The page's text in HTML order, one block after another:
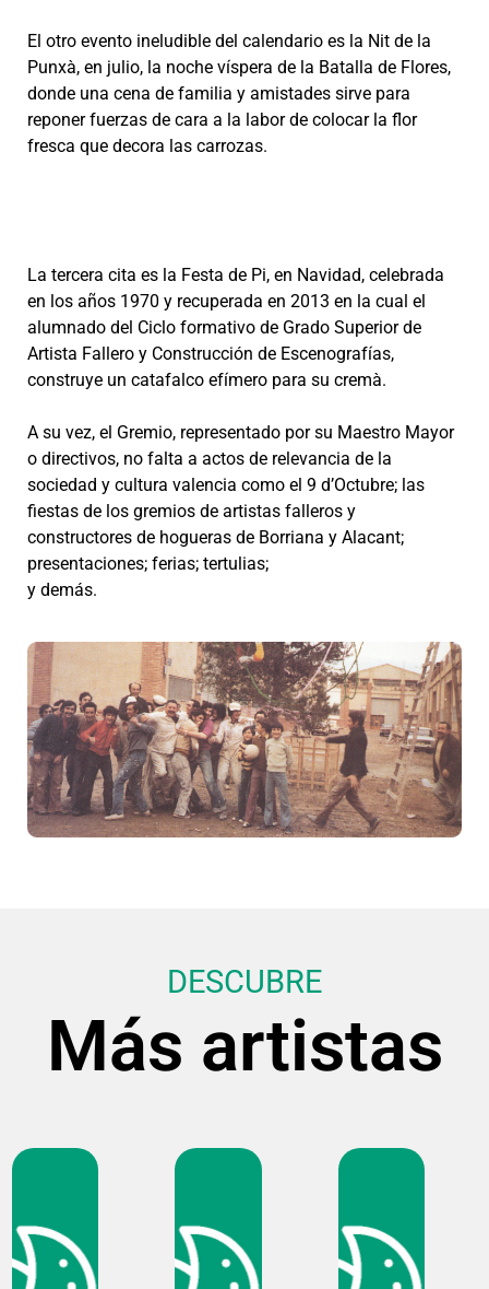
El otro evento ineludible del calendario es la Nit de la
Punxà, en julio, la noche víspera de la Batalla de Flores,
donde una cena de familia y amistades sirve para
reponer fuerzas de cara a la labor de colocar la flor
fresca que decora las carrozas.
La tercera cita es la Festa de Pi, en Navidad, celebrada
en los años 1970 y recuperada en 2013 en la cual el
alumnado del Ciclo formativo de Grado Superior de
Artista Fallero y Construcción de Escenografías,
construye un catafalco efímero para su cremà.
A su vez, el Gremio, representado por su Maestro Mayor
o directivos, no falta a actos de relevancia de la
sociedad y cultura valencia como el 9 d’Octubre; las
fiestas de los gremios de artistas falleros y
constructores de hogueras de Borriana y Alacant;
presentaciones; ferias; tertulias;
y demás.
DESCUBRE
Más artistas